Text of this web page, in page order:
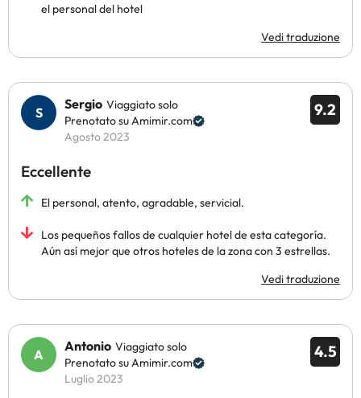
el personal del hotel
Vedi traduzione
9.2
Sergio Viaggiato solo
Prenotato su Amimir.com
Agosto 2023
Eccellente
El personal, atento, agradable, servicial.
Los pequeños fallos de cualquier hotel de esta categoría.
Aún así mejor que otros hoteles de la zona con 3 estrellas.
Vedi traduzione
4.5
Antonio Viaggiato solo
Prenotato su Amimir.com
Luglio 2023